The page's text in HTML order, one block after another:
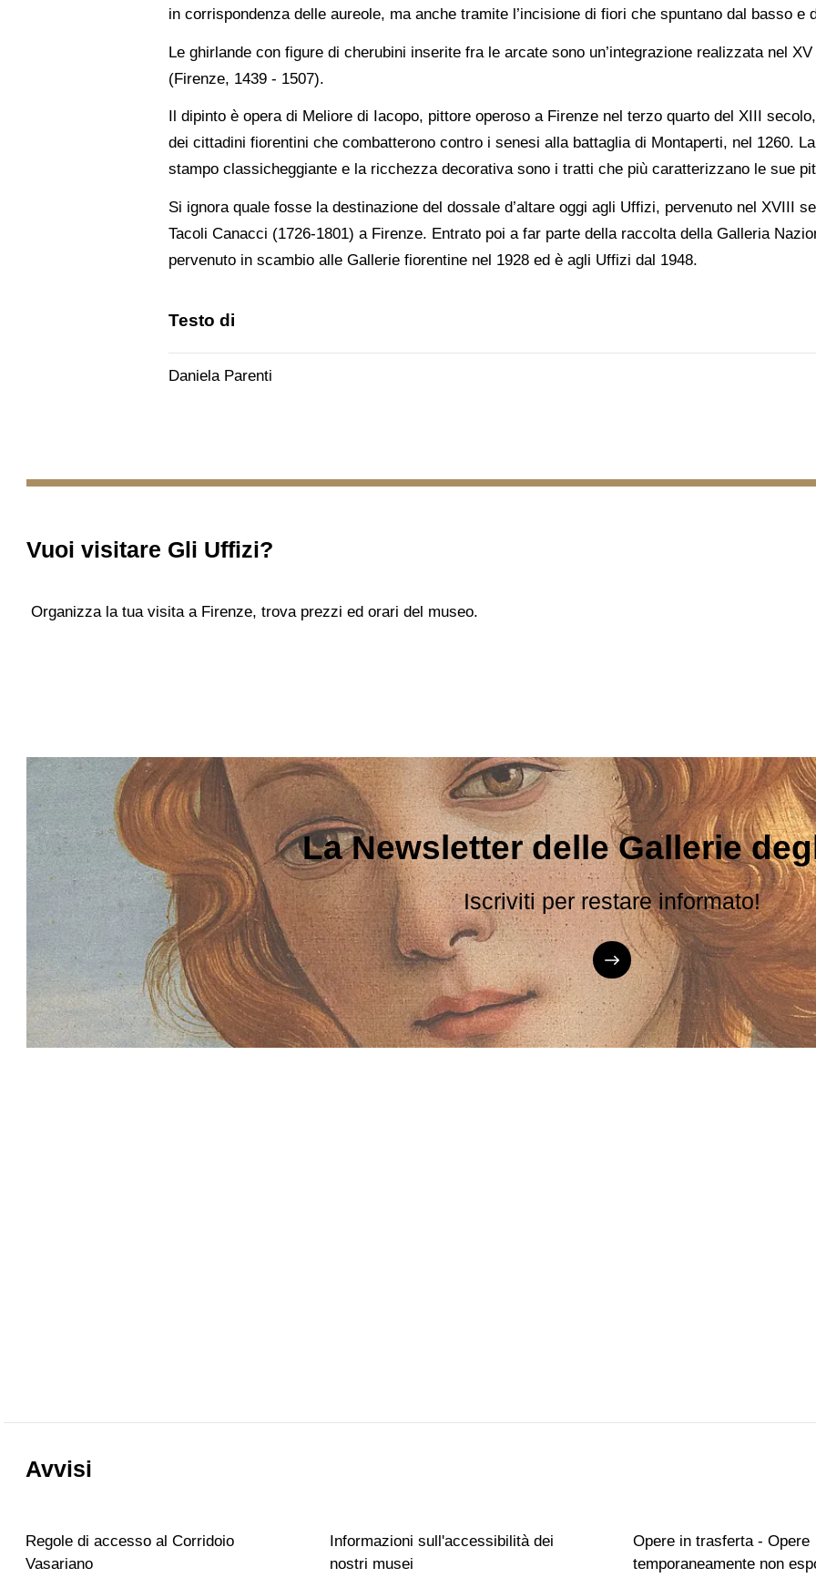
in corrispondenza delle aureole, ma anche tramite l’incisione di fiori che spuntano dal basso e
Le ghirlande con figure di cherubini inserite fra le arcate sono un’integrazione realizzata nel
(Firenze, 1439 - 1507).
Il dipinto è opera di Meliore di Iacopo, pittore operoso a Firenze nel terzo quarto del XIII
dei cittadini fiorentini che combatterono contro i senesi alla battaglia di Montaperti, nel 1260.
stampo classicheggiante e la ricchezza decorativa sono i tratti che più caratterizzano le sue
Si ignora quale fosse la destinazione del dossale d’altare oggi agli Uffizi, pervenuto nel XVIII
Tacoli Canacci (1726-1801) a Firenze. Entrato poi a far parte della raccolta della Galleria
pervenuto in scambio alle Gallerie fiorentine nel 1928 ed è agli Uffizi dal 1948.
Testo di
Daniela Parenti
Vuoi visitare Gli Uffizi?
Organizza la tua visita a Firenze, trova prezzi ed orari del museo.
La Newsletter delle Gallerie
Iscriviti per restare informato!
Avvisi
Regole di accesso al Corridoio
Vasariano
Informazioni sull'accessibilità dei
nostri musei
Opere in trasferta - Opere
temporaneamente non